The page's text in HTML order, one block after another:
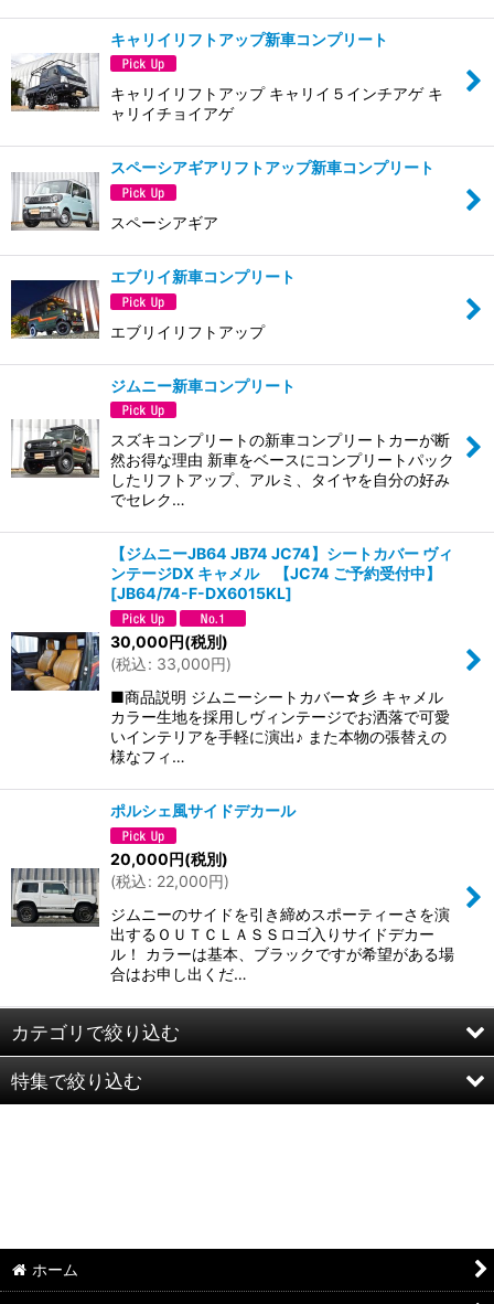
キャリイリフトアップ新車コンプリート
キャリイリフトアップ キャリイ５インチアゲ キ
ャリイチョイアゲ
スペーシアギアリフトアップ新車コンプリート
スペーシアギア
エブリイ新車コンプリート
エブリイリフトアップ
ジムニー新車コンプリート
スズキコンプリートの新車コンプリートカーが断
然お得な理由 新車をベースにコンプリートパック
したリフトアップ、アルミ、タイヤを自分の好み
でセレク…
【ジムニーJB64 JB74 JC74】シートカバー ヴィ
ンテージDX キャメル 【JC74 ご予約受付中】
[JB64/74-F-DX6015KL]
30,000円(税別)
(税込: 33,000円)
■商品説明 ジムニーシートカバー☆彡 キャメル
カラー生地を採用しヴィンテージでお洒落で可愛
いインテリアを手軽に演出♪ また本物の張替えの
様なフィ…
ポルシェ風サイドデカール
20,000円(税別)
(税込: 22,000円)
ジムニーのサイドを引き締めスポーティーさを演
出するＯＵＴＣＬＡＳＳロゴ入りサイドデカー
ル！ カラーは基本、ブラックですが希望がある場
合はお申し出くだ…
カテゴリで絞り込む
★新車コンプリート
レスキュー
特集で絞り込む
ハスラー
ホーム